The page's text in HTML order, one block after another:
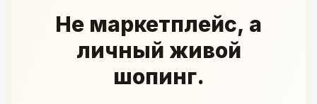
Не маркетплейс, а
личный живой
шопинг.